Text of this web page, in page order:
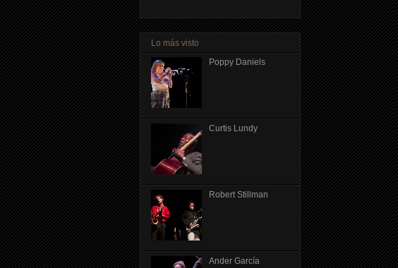
Lo más visto
Poppy Daniels
Curtis Lundy
Robert Stillman
Ander García